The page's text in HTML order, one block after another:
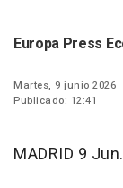
Europa Press
Martes, 9 junio 2026
Publicado: 12:41
MADRID 9